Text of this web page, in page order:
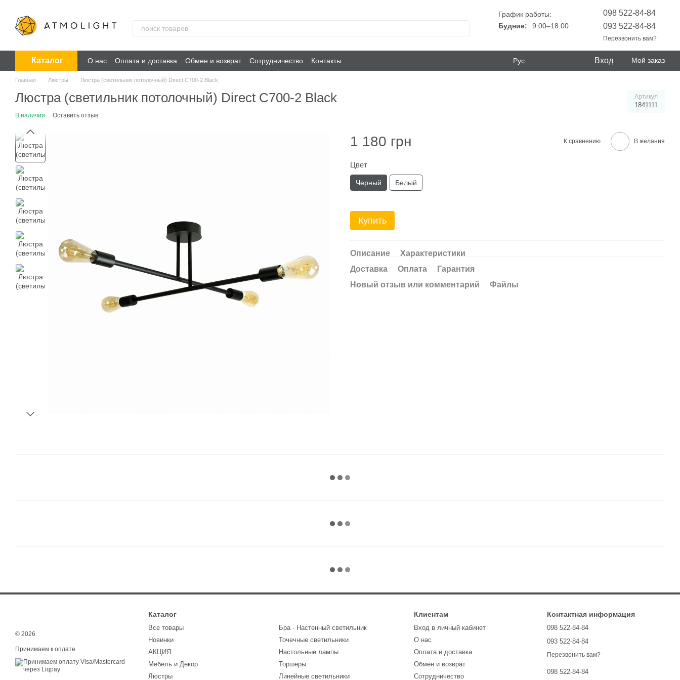
График работы:
Будние:
9:00–18:00
098 522-84-84
093 522-84-84
Перезвонить вам?
Каталог О нас Оплата и доставка Обмен и возврат Сотрудничество Контакты Рус Вход Мой заказ
Главная Люстры Люстра (светильник потолочный) Direct C700-2 Black
Люстра (светильник потолочный) Direct C700-2 Black Артикул
1841111
В наличии Оставить отзыв
1 180 грн К сравнению В желания
Цвет
Черный Белый
Купить
Описание
Характеристики
Доставка
Оплата
Гарантия
Новый отзыв или комментарий
Файлы
© 2026
Принимаем к оплате
Каталог
Все товары
Новинки
АКЦИЯ
Мебель и Декор
Люстры
Бра - Настенный светильник
Точечные светильники
Настольные лампы
Торшеры
Линейные светильники
Клиентам
Вход в личный кабинет
О нас
Оплата и доставка
Обмен и возврат
Сотрудничество
Контактная информация
098 522-84-84
093 522-84-84
Перезвонить вам?
098 522-84-84